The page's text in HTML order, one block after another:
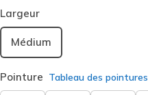
Largeur
Médium
Pointure Tableau des pointures